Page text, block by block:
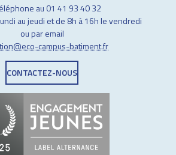
au 01 41 93 40 32
au jeudi et de 8h à 16h le vendredi
ou par email
campus-batiment.fr
CONTACTEZ-NOUS